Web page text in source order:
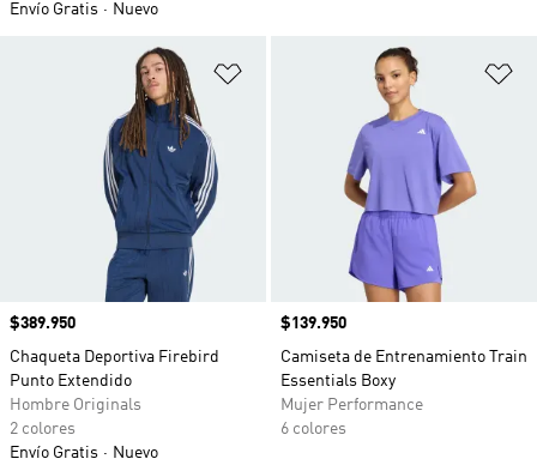
Envío Gratis
Nuevo
Añadir a la lista de deseos
Precio
$389.950
Chaqueta Deportiva Firebird
Punto Extendido
Hombre Originals
2 colores
Envío Gratis
Nuevo
Precio
$139.950
Camiseta de Entrenamiento Train
Essentials Boxy
Mujer Performance
6 colores